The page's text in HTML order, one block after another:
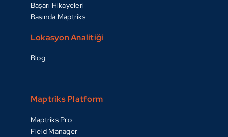
Başarı Hikayeleri
Basında Maptriks
Lokasyon Analitiği
Blog
Maptriks Platform
Maptriks Pro
Field Manager